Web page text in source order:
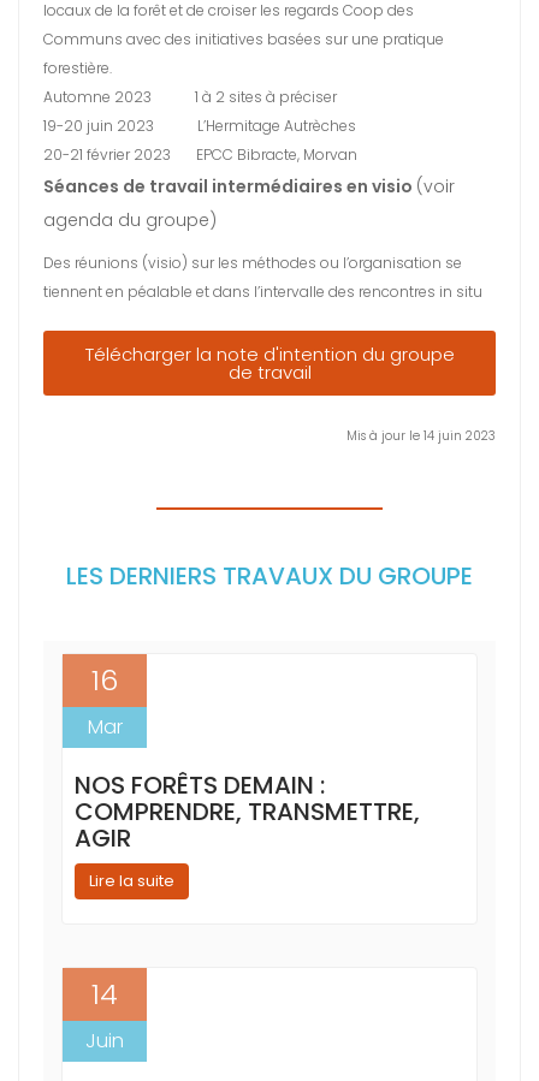
locaux de la forêt et de croiser les regards Coop des
Communs avec des initiatives basées sur une pratique
forestière.
Automne 2023 1 à 2 sites à préciser
19-20 juin 2023 L’Hermitage Autrèches
20-21 février 2023 EPCC Bibracte, Morvan
Séances de travail intermédiaires en visio (voir
agenda du groupe)
Des réunions (visio) sur les méthodes ou l’organisation se
tiennent en péalable et dans l’intervalle des rencontres in situ
Télécharger la note d'intention du groupe
de travail
Mis à jour le 14 juin 2023
LES DERNIERS TRAVAUX DU GROUPE
16
Mar
NOS FORÊTS DEMAIN :
COMPRENDRE, TRANSMETTRE,
AGIR
Lire la suite
14
Juin